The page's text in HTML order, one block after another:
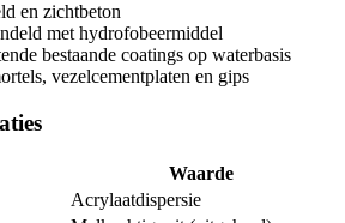
en zichtbeton
met hydrofobeermiddel
bestaande coatings op waterbasis
vezelcementplaten en gips
Waarde
Acrylaatdispersie